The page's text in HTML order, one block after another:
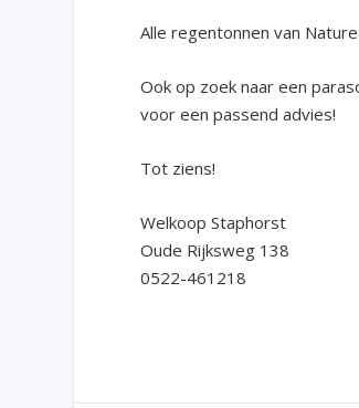
Alle regentonnen van
Ook op zoek naar een
voor een passend advies!
Tot ziens!
Welkoop Staphorst
Oude Rijksweg 138
0522-461218